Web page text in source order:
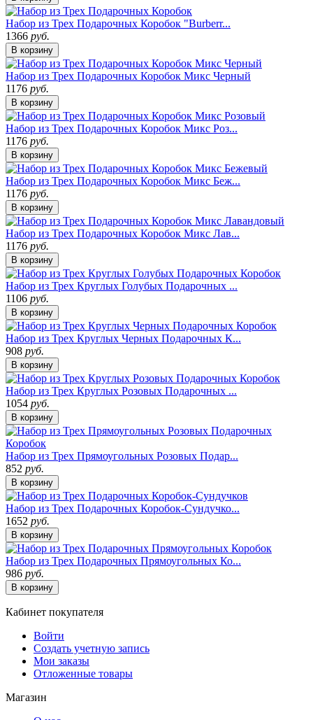
Набор из Трех Подарочных Коробок "Burberr...
1366 руб.
В корзину
Набор из Трех Подарочных Коробок Микс Черный
1176 руб.
В корзину
Набор из Трех Подарочных Коробок Микс Роз...
1176 руб.
В корзину
Набор из Трех Подарочных Коробок Микс Беж...
1176 руб.
В корзину
Набор из Трех Подарочных Коробок Микс Лав...
1176 руб.
В корзину
Набор из Трех Круглых Голубых Подарочных ...
1106 руб.
В корзину
Набор из Трех Круглых Черных Подарочных К...
908 руб.
В корзину
Набор из Трех Круглых Розовых Подарочных ...
1054 руб.
В корзину
Набор из Трех Прямоугольных Розовых Подар...
852 руб.
В корзину
Набор из Трех Подарочных Коробок-Сундучко...
1652 руб.
В корзину
Набор из Трех Подарочных Прямоугольных Ко...
986 руб.
В корзину
Кабинет покупателя
Войти
Создать учетную запись
Мои заказы
Отложенные товары
Магазин